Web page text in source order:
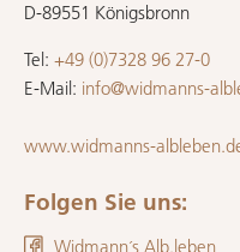
D-89551 Königsbronn
Tel: +49 (0)7328 96 27-0
E-Mail: info@widmanns-
www.widmanns-
Folgen Sie uns:
Widmann´s Alb.leben